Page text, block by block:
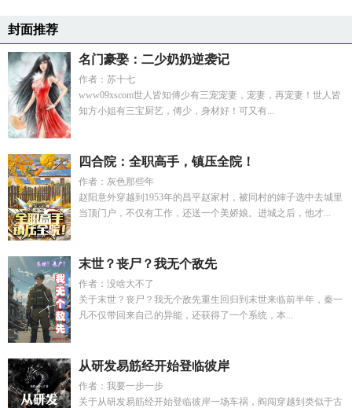
封面推荐
名门豪娶：二少奶奶逆袭记
作者：苏十七
www09xscom世人皆知傅少有三宠宠妻，宠妻，再宠妻！世人皆
知方小姐有三宝厨艺，傅少，身材好！可又有...
四合院：全职高手，镇压全院！
作者：灰色那些年
赵阳意外穿越到1953年的昌平赵家村，被同村的婶子选中去城里
当顶门户，不仅有工作，还送一个美娇娘。进城之后，他才...
末世？丧尸？我无个敌先
作者：没啥大不了
关于末世？丧尸？我无个敌先重生回归到末世来临前半年，秦一
凡不仅带回来自己的异能，还获得了一个系统，本...
从研发易筋经开始登临彼岸
作者：我要一步一步
关于从研发易筋经开始登临彼岸一场车祸，阎闯穿越到类似于古